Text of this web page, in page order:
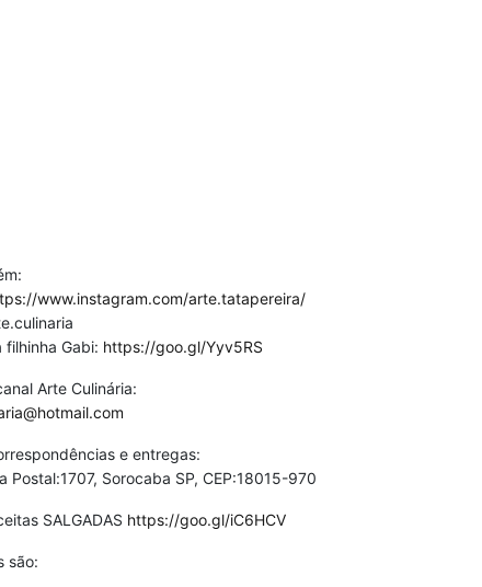
www.instagram.com/arte.tatapereira/
Gabi: https://goo.gl/Yyv5RS
Arte Culinária:
e entregas:
Postal:1707, Sorocaba SP, CEP:18015-970
SALGADAS https://goo.gl/iC6HCV
são: